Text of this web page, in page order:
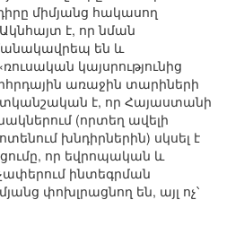
միմյանց հակասող
է, որ նման
են և
կայսրությունից
առաջին տարիների
է, որ Հայաստանի
(որտեղ ավելի
խնդիրներին) սկսել է
որ եվրոպական և
ինտեգրման
փոխլրացնող են, այլ ոչ՝